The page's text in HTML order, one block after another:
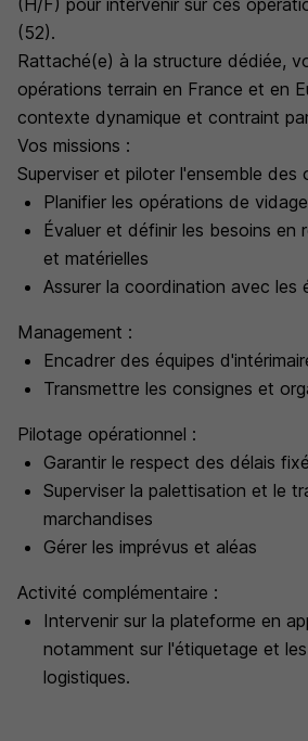
(H/F) pour intervenir sur ces
(52).
Rattaché(e) à la structure dédiée,
opérations terrain en France et en
contexte dynamique et contraint
Vos missions :
Superviser et piloter l'ensemble des
Planifier les opérations de
Évaluer et définir les besoins en
et matérielles
Assurer la coordination avec les
Management :
Encadrer des équipes
Transmettre les consignes et
Pilotage opérationnel :
Garantir le respect des délais
Superviser la palettisation et le
marchandises
Gérer les imprévus et aléas
Activité complémentaire :
Intervenir sur la plateforme en
notamment sur l'étiquetage et
logistiques.